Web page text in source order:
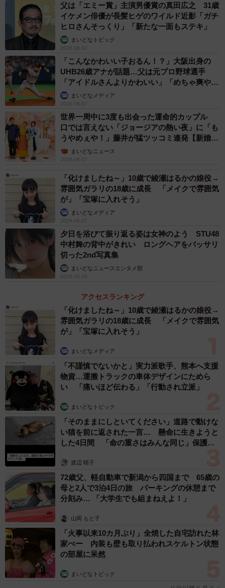
保」と書くなど、地名や名字には同じ音のいい意味の漢字
をあてることが多かった。「くら」に対しては「倉」や
「蔵」という漢字をあてて、地名や名字とした。
現在、「岩倉」は沖縄以外に広く分布している。とくに静
岡県、和歌山県、香川県、宮崎県に多く、イワクラも宮崎
県出身である。
父は「エミー賞」主演男優賞の真田広之 31歳
イケメン俳優が長髪ヒゲのワイルド近影「ガチ
ヒロさんそっくり」「新たな一面もステキ」
まいどなトピック
2026.08.07
「こんなかわいい子おるん！？」大阪出身の
UHB26歳アナが話題…父は元プロ野球選手
「アイドルさんよりかわいい」「めちゃ爽や
か」まいどなメディア
2026.08.07
世界一周中に3度も出会った運命的カップル
口では言えない「ジョージアの熱い夜」に「も
うやめぇや！」藤井が猛ツッコミ連発【新婚さ
ん】まいどなニュース
2026.08.07
「化けましたね～」10歳で綾瀬はるかの娘役→
雰囲気ガラリの18歳に成長 「メイクで雰囲気
が」「宝塚に入れそう」
まいどなメディア
2026.08.07
夕日を浴びて振り返る姿は女神のよう STU48
中村舞の背中がきれい ロングヘアをバッサリ
切った2nd写真集
まいどなニュースエンタメ部
2026.08.06
アクセスランキング
「化けましたね～」10歳で綾瀬はるかの娘役→
雰囲気ガラリの18歳に成長 「メイクで雰囲気
が」「宝塚に入れそう」
まいどなメディア
「不謹慎でないかと」実力派歌手、熊本へ支援
物資…運搬トラックの車体デザインにためら
い 「痛いほど伝わる」「行動され立派」
まいどなトピック
「そのままにしといてください」道路で動けな
い猫を前に返された一言… 懸命に生きようと
した4日間 「命の重さはみんな同じ」保護団
渡辺 晴子
72歳父、軽自動車で新潟から四国まで 65歳の
母と2人で3泊4日の旅 パーキングの休憩まで
分刻み… 「大学生でも組まねえよ！」
山岡 もと子
「火事以来10カ月ぶり」全焼した自宅訪れた林
家ぺー 内装も壁も取り払われスケルトン状態
の部屋に呆然
まいどなトピック